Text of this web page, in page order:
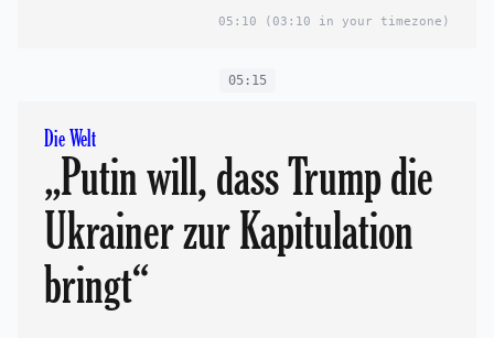
05:10 (03:10 in your timezone)
05:15
Die Welt
„Putin will, dass Trump die
Ukrainer zur Kapitulation
bringt“